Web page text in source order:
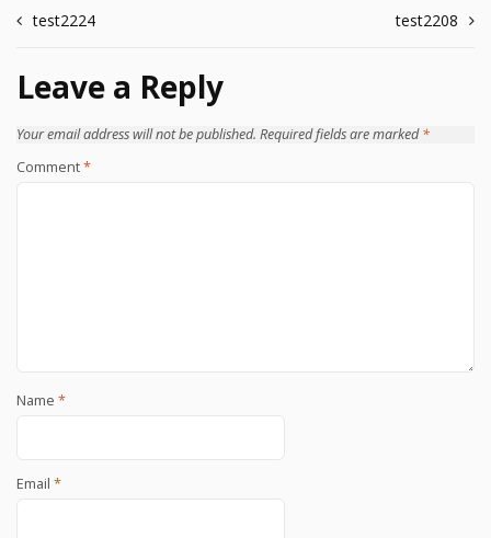
Post
test2224 test2208
Leave a Reply
Your email address will not be published. Required fields are marked*
Comment*
Name *
Email *